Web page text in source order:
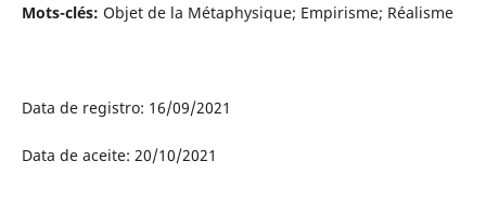
Mots-clés: Objet de la Métaphysique; Empirisme; Réalisme
Data de registro: 16/09/2021
Data de aceite: 20/10/2021